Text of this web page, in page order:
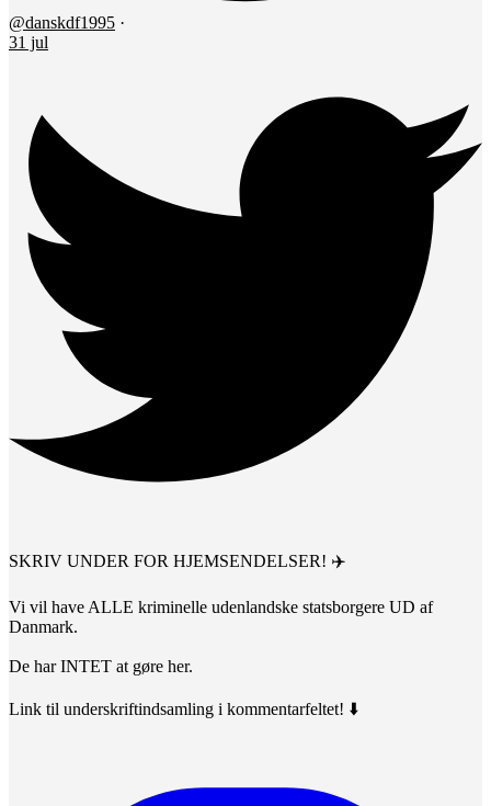
@danskdf1995 ·
31 jul
SKRIV UNDER FOR HJEMSENDELSER! ✈️
Vi vil have ALLE kriminelle udenlandske statsborgere UD af
Danmark.
De har INTET at gøre her.
Link til underskriftindsamling i kommentarfeltet! ⬇️